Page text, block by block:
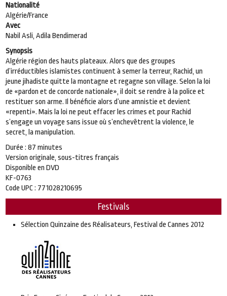
Nationalité
Algérie/France
Avec
Nabil Asli, Adila Bendimerad
Synopsis
Algérie région des hauts plateaux. Alors que des groupes
d’irréductibles islamistes continuent à semer la terreur, Rachid, un
jeune jihadiste quitte la montagne et regagne son village. Selon la loi
de «pardon et de concorde nationale», il doit se rendre à la police et
restituer son arme. Il bénéficie alors d’une amnistie et devient
«repenti». Mais la loi ne peut effacer les crimes et pour Rachid
s’engage un voyage sans issue où s’enchevêtrent la violence, le
secret, la manipulation.
Durée : 87 minutes
Version originale, sous-titres français
Disponible en DVD
KF-0763
Code UPC : 771028210695
Festivals
Sélection Quinzaine des Réalisateurs, Festival de Cannes 2012